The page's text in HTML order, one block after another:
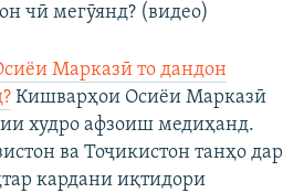
чӣ мегӯянд? (видео)
Марказӣ то дандон
Кишварҳои Осиёи Марказӣ
худро афзоиш медиҳанд.
ва Тоҷикистон танҳо дар
кардани иқтидори